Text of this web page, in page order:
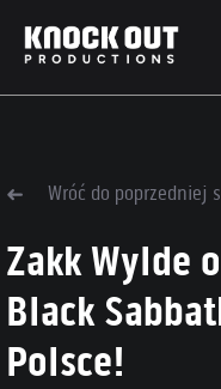
Wróć do poprzedniej
Zakk Wylde
Black
Polsce!